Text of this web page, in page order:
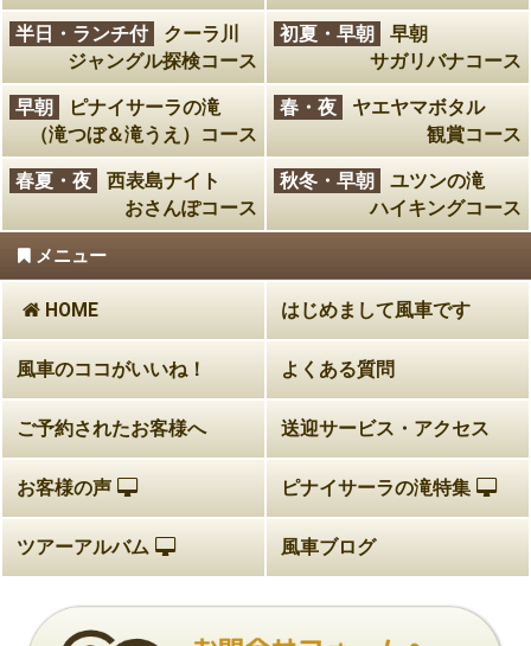
半日・ランチ付
クーラ川
ジャングル探検コース
初夏・早朝
早朝
サガリバナコース
早朝
ピナイサーラの滝
（滝つぼ＆滝うえ）コース
春・夜
ヤエヤマボタル
観賞コース
春夏・夜
西表島ナイト
おさんぽコース
秋冬・早朝
ユツンの滝
ハイキングコース
メニュー
HOME はじめまして風車です
風車のココがいいね！ よくある質問
ご予約されたお客様へ 送迎サービス・アクセス
お客様の声 ピナイサーラの滝特集
ツアーアルバム 風車ブログ